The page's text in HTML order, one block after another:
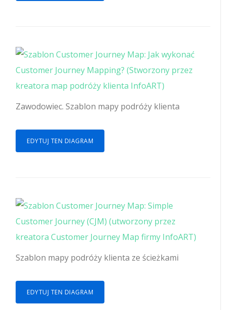
Zawodowiec. Szablon mapy podróży klienta
EDYTUJ TEN DIAGRAM
Szablon mapy podróży klienta ze ścieżkami
EDYTUJ TEN DIAGRAM